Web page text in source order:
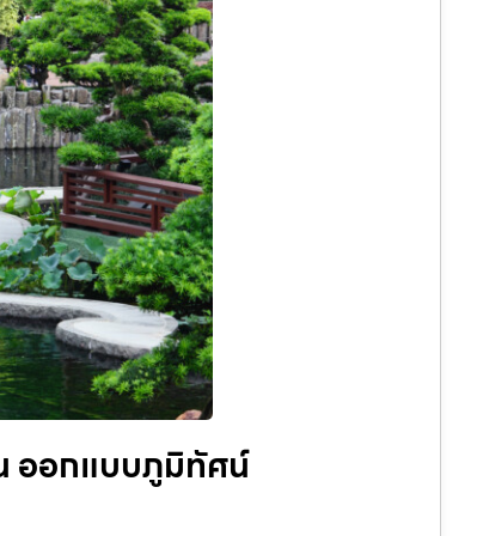
ออกแบบภูมิทัศน์